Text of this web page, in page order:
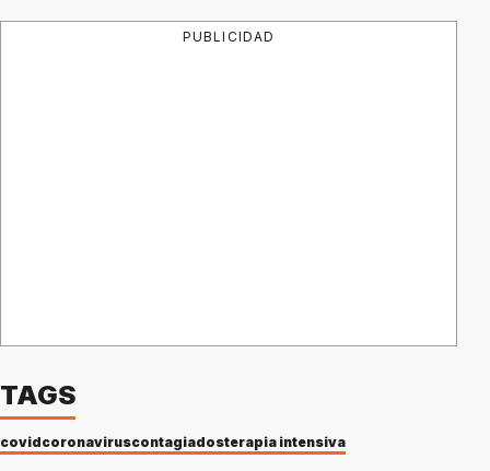
PUBLICIDAD
TAGS
covidcoronaviruscontagiadosterapia intensiva